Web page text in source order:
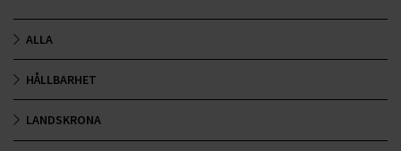
ALLA
HÅLLBARHET
LANDSKRONA